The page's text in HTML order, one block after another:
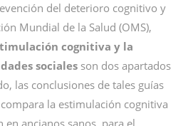
del deterioro cognitivo y
Mundial de la Salud (OMS),
cognitiva y la
sociales son dos apartados
las conclusiones de tales guías
la estimulación cognitiva
ancianos sanos, para el